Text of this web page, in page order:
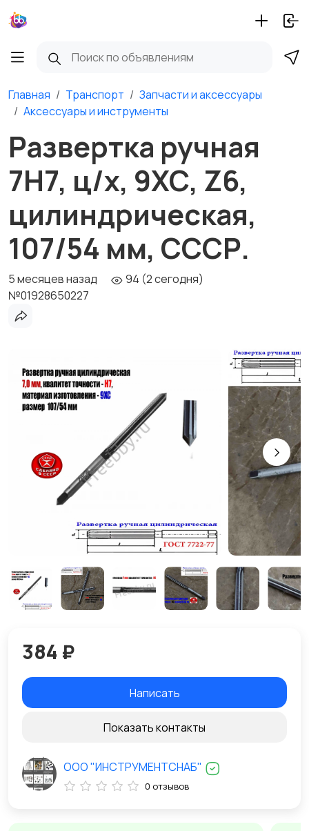
Главная Транспорт
Запчасти и аксессуары
Аксессуары и инструменты
Развертка ручная
7Н7, ц/х, 9ХС, Z6,
цилиндрическая,
107/54 мм, СССР.
5 месяцев назад
94 (2 сегодня)
№01928650227
384 ₽
Написать
Показать контакты
ООО "ИНСТРУМЕНТСНАБ"
0 отзывов